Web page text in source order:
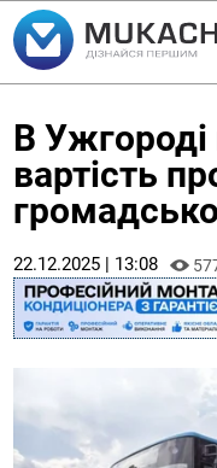
В
вартість
22.12.2025 | 13:08